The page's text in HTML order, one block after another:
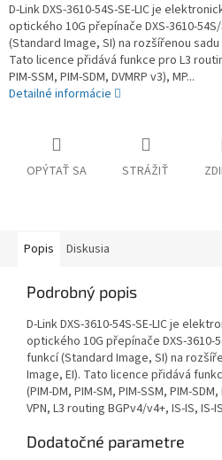
D-Link DXS-3610-54S-SE-LIC je
optického 10G přepínače DXS-3610-
(Standard Image, SI) na rozšířenou
Tato licence přidává funkce pro L3
PIM-SSM, PIM-SDM, DVMRP v3), MP...
Detailné informácie
OPÝTAŤ SA STRÁŽIŤ
Popis Diskusia
Podrobný popis
D-Link DXS-3610-54S-SE-LIC je
optického 10G přepínače DXS-
funkcí (Standard Image, SI) na
Image, EI). Tato licence přidává
(PIM-DM, PIM-SM, PIM-SSM, PIM-
VPN, L3 routing BGPv4/v4+, IS-IS, IS-
Dodatočné parametre